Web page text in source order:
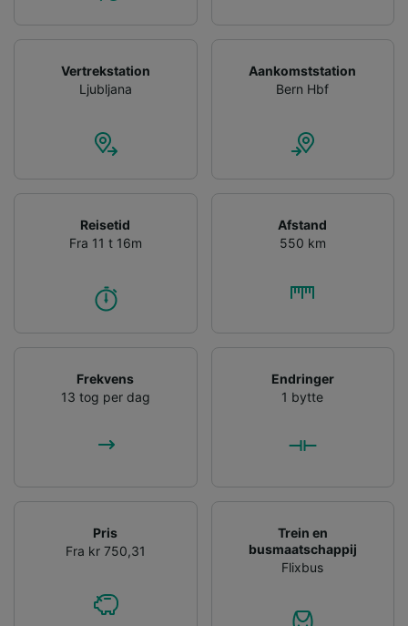
Vertrekstation
Ljubljana
Aankomststation
Bern Hbf
Reisetid
Fra 11 t 16m
Afstand
550 km
Frekvens
13 tog per dag
Endringer
1 bytte
Pris
Fra kr 750,31
Trein en
busmaatschappij
Flixbus